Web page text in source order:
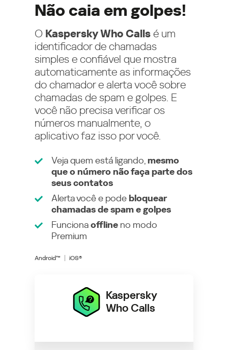
Não caia em golpes!
O Kaspersky Who Calls é um
identificador de chamadas
simples e confiável que mostra
automaticamente as informações
do chamador e alerta você sobre
chamadas de spam e golpes. E
você não precisa verificar os
números manualmente, o
aplicativo faz isso por você.
Veja quem está ligando, mesmo
que o número não faça parte dos
seus contatos
Alerta você e podebloquear
chamadas de spam e golpes
Funcionaoffline no modo
Premium
Android™ iOS®
Kaspersky
Who Calls